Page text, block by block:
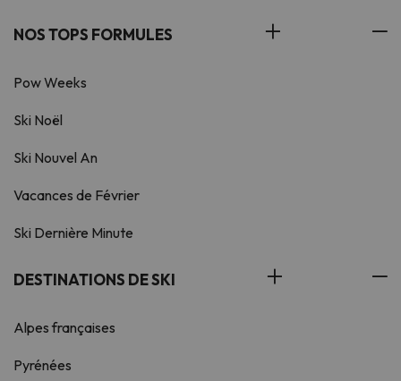
NOS TOPS FORMULES
Pow Weeks
Ski Noël
Ski Nouvel An
Vacances de Février
Ski Dernière Minute
DESTINATIONS DE SKI
Alpes françaises
Pyrénées